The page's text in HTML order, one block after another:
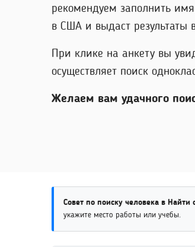
рекомендуем заполнить
в США и выдаст результаты
При клике на анкету вы
осуществляет поиск
Желаем вам удачного
Совет по поиску человека в
укажите место работы или учебы.